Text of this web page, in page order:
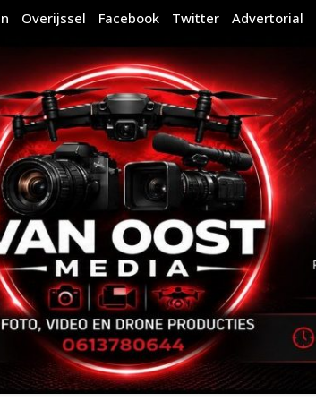
Overijssel Facebook Twitter Advertorial